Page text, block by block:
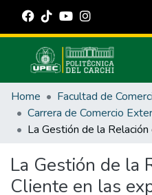
Communities & Collections
All of DSpace
Statistics
Estadísticas Externas
Manuales
Home
Carrera de Comercio
La Gestión de la
Cliente en las